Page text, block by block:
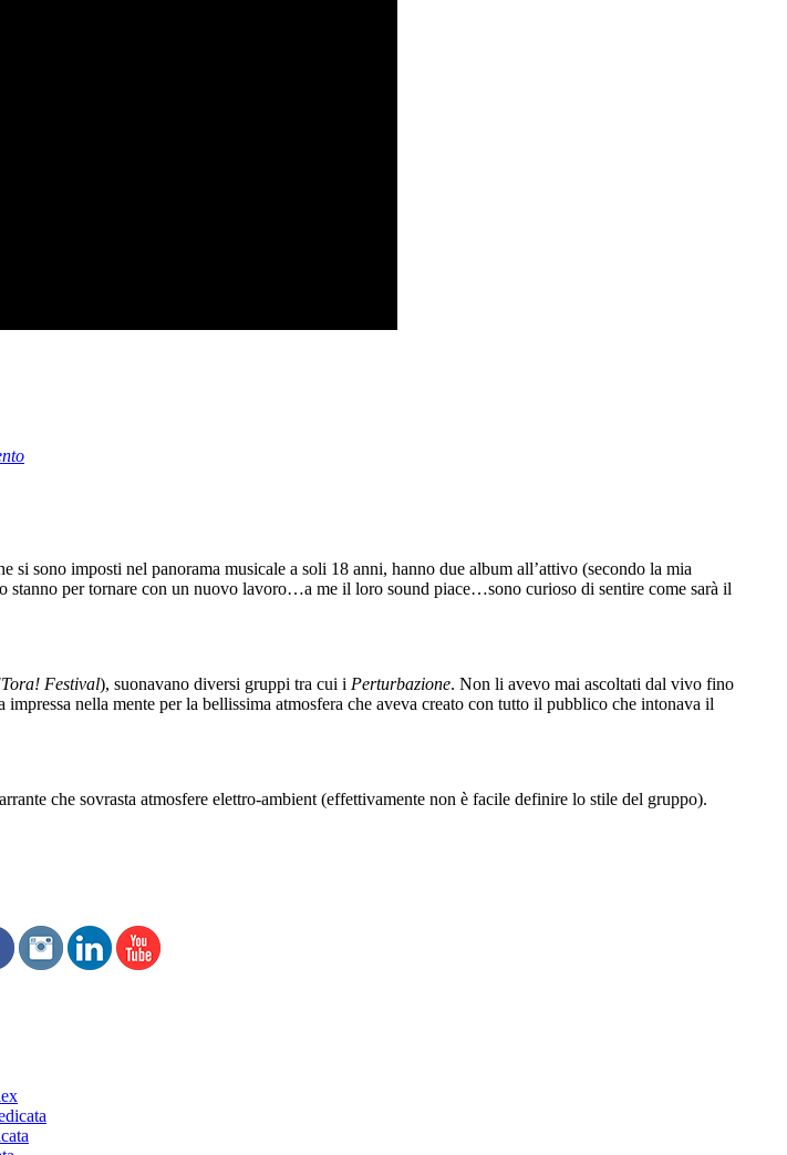
sono imposti nel panorama musicale a soli 18 anni, hanno due album all’attivo (secondo la mia
per tornare con un nuovo lavoro…a me il loro sound piace…sono curioso di sentire come sarà il
Festival), suonavano diversi gruppi tra cui i Perturbazione. Non li avevo mai ascoltati dal vivo fino
nella mente per la bellissima atmosfera che aveva creato con tutto il pubblico che intonava il
che sovrasta atmosfere elettro-ambient (effettivamente non è facile definire lo stile del gruppo).